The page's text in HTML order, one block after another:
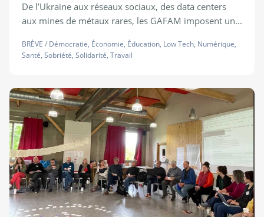
De l’Ukraine aux réseaux sociaux, des data centers
aux mines de métaux rares, les GAFAM imposent un...
BRÈVE / Démocratie, Économie, Éducation, Low Tech, Numérique,
Santé, Sobriété, Solidarité, Travail